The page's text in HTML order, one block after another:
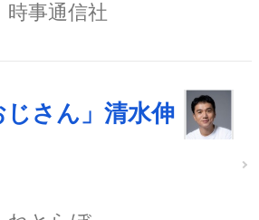
時事通信社
じさん」清水伸